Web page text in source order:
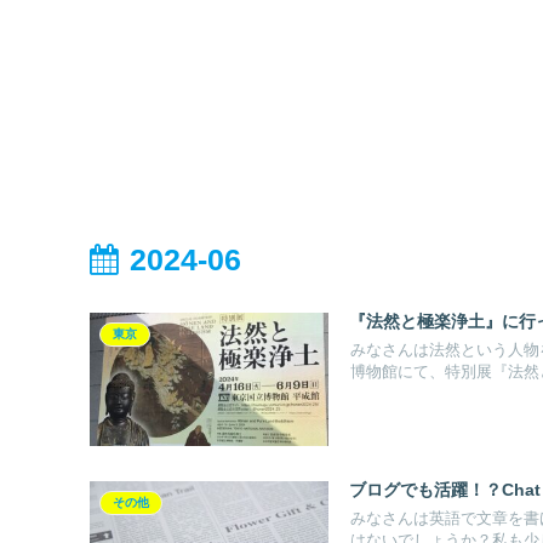
2024-06
東京
『法然と極楽浄土』に
みなさんは法然という人
博物館にて、特別展『法
その他
ブログでも活躍！？
みなさんは英語で文章を